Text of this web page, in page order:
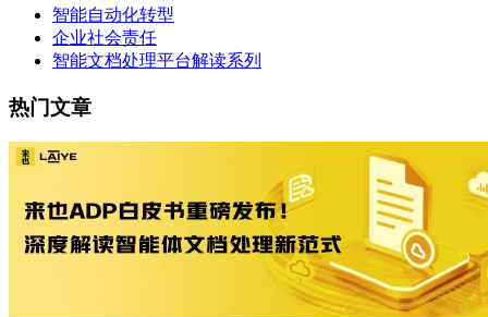
智能自动化转型
企业社会责任
智能文档处理平台解读系列
热门文章